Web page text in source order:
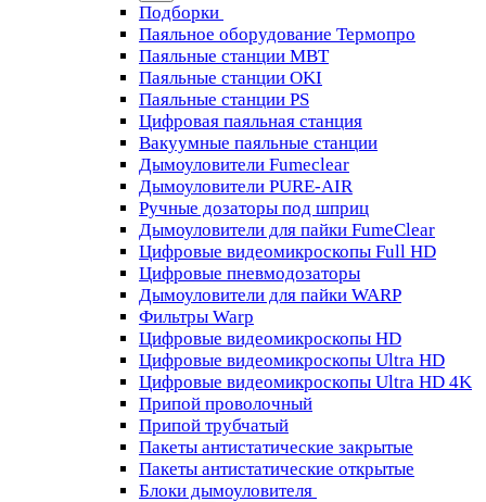
Подборки
Паяльное оборудование Термопро
Паяльные станции MBT
Паяльные станции OKI
Паяльные станции PS
Цифровая паяльная станция
Вакуумные паяльные станции
Дымоуловители Fumeclear
Дымоуловители PURE-AIR
Ручные дозаторы под шприц
Дымоуловители для пайки FumeClear
Цифровые видеомикроскопы Full HD
Цифровые пневмодозаторы
Дымоуловители для пайки WARP
Фильтры Warp
Цифровые видеомикроскопы HD
Цифровые видеомикроскопы Ultra HD
Цифровые видеомикроскопы Ultra HD 4K
Припой проволочный
Припой трубчатый
Пакеты антистатические закрытые
Пакеты антистатические открытые
Блоки дымоуловителя